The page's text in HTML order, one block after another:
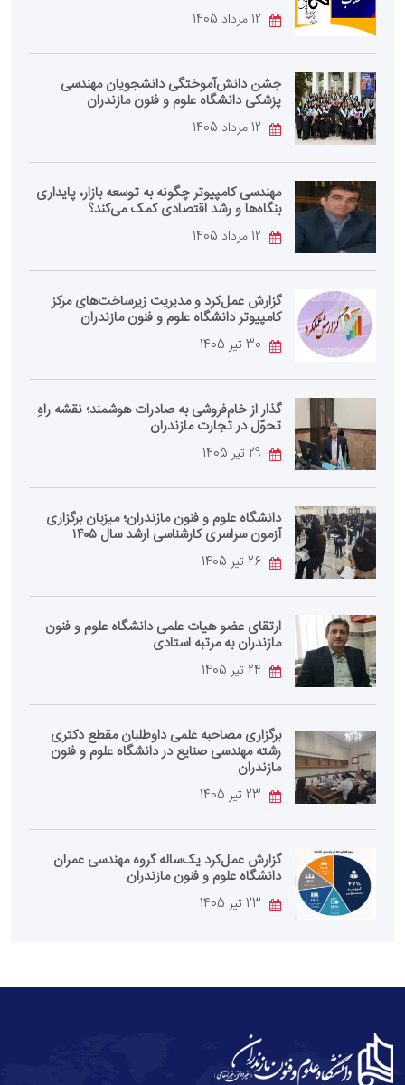
جشن دانش‌آموختگی دانشجویان مهندسی
پزشکی دانشگاه علوم و فنون مازندران
مهندسی کامپیوتر چگونه به توسعه بازار، پایداری
بنگاه‌ها و رشد اقتصادی کمک می‌کند؟
گزارش عمل‌کرد و مدیریت زیرساخت‌های مرکز
کامپیوتر دانشگاه علوم و فنون مازندران
گذار از خام‌فروشی به صادرات هوشمند؛ نقشه راهِ
تحوّل در تجارت مازندران
دانشگاه علوم و فنون مازندران؛ میزبان برگزاری
آزمون سراسری کارشناسی‌ ارشد سال ۱۴۰۵
ارتقای عضو هیات علمی دانشگاه علوم و فنون
مازندران به مرتبه استادی
برگزاری مصاحبه علمی داوطلبان مقطع دکتری
رشته مهندسی صنایع در دانشگاه علوم و فنون
مازندران
گزارش عمل‌کرد یک‌ساله گروه مهندسی عمران
دانشگاه علوم و فنون مازندران